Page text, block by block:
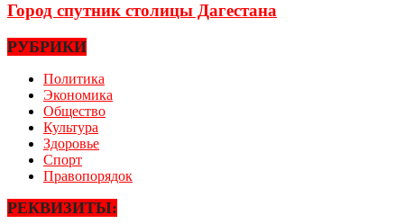
Город спутник столицы Дагестана
РУБРИКИ
Политика
Экономика
Общество
Культура
Здоровье
Спорт
Правопорядок
РЕКВИЗИТЫ: